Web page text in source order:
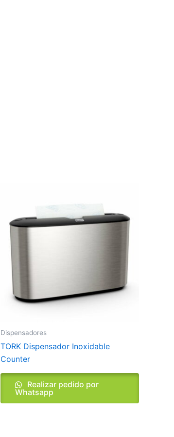
Dispensadores
TORK Dispensador Inoxidable
Counter
Realizar pedido por
Whatsapp